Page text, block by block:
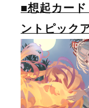
■想起カー
ントピック